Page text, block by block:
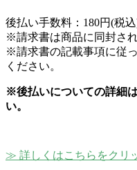
後払い手数料：180円(税
※請求書は商品に同封され
※請求書の記載事項に従
ください。
※後払いについての詳細は
い。
≫ 詳しくはこちらをクリ